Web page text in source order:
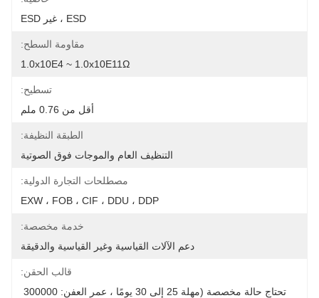
ESD ، غير ESD
مقاومة السطح:
1.0x10E4 ~ 1.0x10E11Ω
تسطيح:
أقل من 0.76 ملم
الطبقة النظيفة:
التنظيف العام والموجات فوق الصوتية
مصطلحات التجارة الدولية:
EXW ، FOB ، CIF ، DDU ، DDP
خدمة مخصصة:
دعم الآلات القياسية وغير القياسية والدقيقة
قالب الحقن:
تحتاج حالة مخصصة (مهلة 25 إلى 30 يومًا ، عمر العفن: 300000